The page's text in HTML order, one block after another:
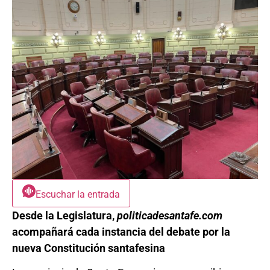
Escuchar la entrada
Desde la Legislatura,politicadesantafe.com
acompañará cada instancia del debate por la
nueva Constitución santafesina